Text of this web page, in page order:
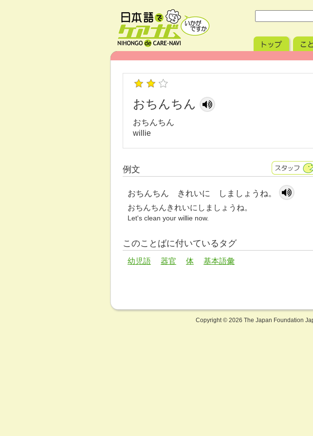
おちんちん
おちんちん
willie
例文
おちんちん きれいに しましょうね。
おちんちんきれいにしましょうね。
Let's clean your willie now.
このことばに付いているタグ
幼児語 器官 体 基本語彙
Copyright © 2026 The Japan Foundation